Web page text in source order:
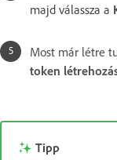
majd válassza a
Most már létre
token
Tipp